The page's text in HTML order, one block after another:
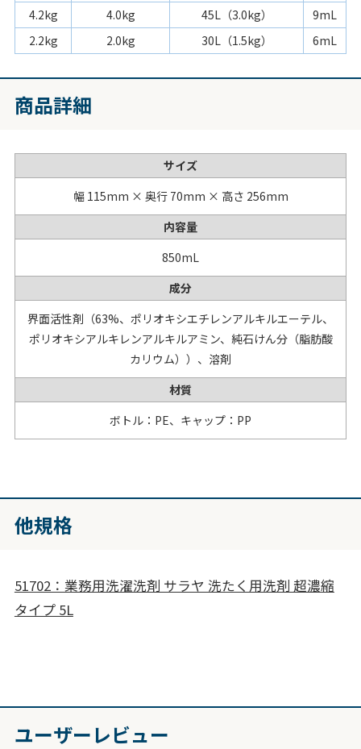
4.2kg
4.0kg 45L（3.0kg）
9mL
2.2kg
2.0kg 30L（1.5kg） 6mL
商品詳細
サイズ
幅 115mm × 奥行 70mm × 高さ 256mm
内容量
850mL
成分
界面活性剤（63%、ポリオキシエチレンアルキルエーテル、
ポリオキシアルキレンアルキルアミン、純石けん分（脂肪酸
カリウム））、溶剤
材質
ボトル：PE、キャップ：PP
他規格
51702：業務用洗濯洗剤 サラヤ 洗たく用洗剤 超濃縮
タイプ 5L
ユーザーレビュー